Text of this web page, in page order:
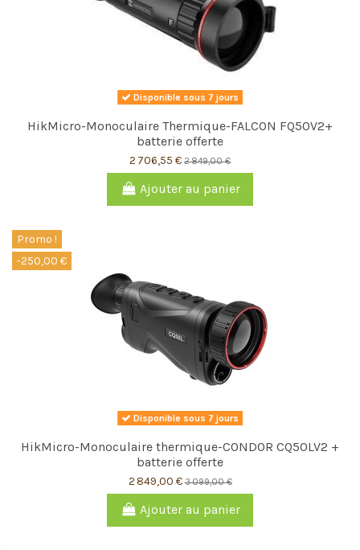
Disponible sous 7 jours
HikMicro-Monoculaire Thermique-FALCON FQ50V2+
batterie offerte
2 706,55 € 2 849,00 €
Ajouter au panier
Promo !
-250,00 €
Disponible sous 7 jours
HikMicro-Monoculaire thermique-CONDOR CQ50LV2 +
batterie offerte
2 849,00 €3 099,00 €
Ajouter au panier